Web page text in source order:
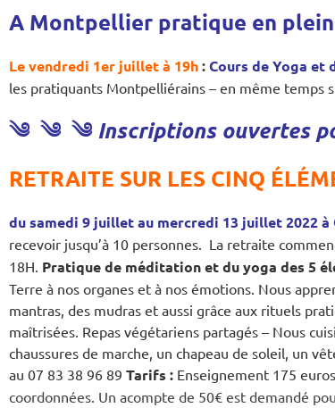
A Montpellier pratique en plein
Le vendredi 1er juillet à 19h:Cours de Yoga et
les pratiquants Montpelliérains – en même temps
༄ ༄ ༄ Inscriptions ouvertes
RETRAITE SUR LES CINQ
du samedi 9 juillet au mercredi 13 juillet 2022 à
recevoir jusqu’à 10 personnes. La retraite
18H. Pratique de méditation et du yoga des 5
Terre à nos organes et à nos émotions. Nous
mantras, des mudras et aussi grâce aux rituels
maîtrisées. Repas végétariens partagés – Nous
chaussures de marche, un chapeau de soleil, un
au 07 83 38 96 89 Tarifs : Enseignement 175
coordonnées. Un acompte de 50€ est demandé